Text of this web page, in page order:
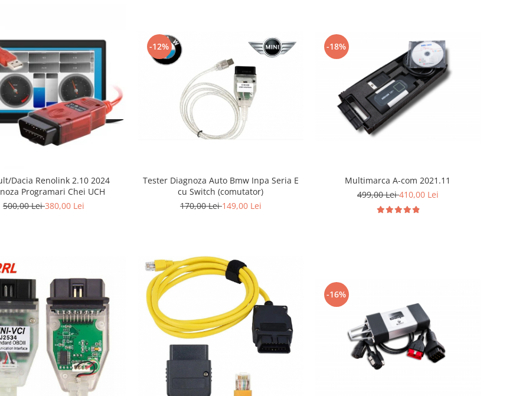
Dacia Renolink 2.10 2024
Programari Chei UCH
500,00 Lei380,00 Lei
-12%
Tester Diagnoza Auto Bmw Inpa Seria E
cu Switch (comutator)
170,00 Lei149,00 Lei
-18%
Multimarca A-com 2021.11
499,00 Lei410,00 Lei
-16%